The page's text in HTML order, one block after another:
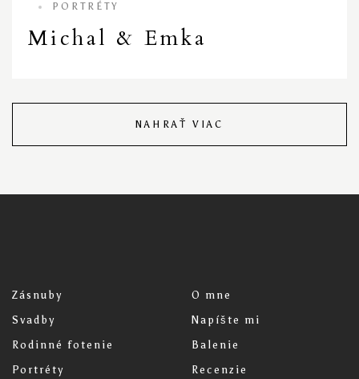
PORTRÉTY
Michal & Emka
NAHRAŤ VIAC
Zásnuby
Svadby
Rodinné fotenie
Portréty
O mne
Napíšte mi
Balenie
Recenzie